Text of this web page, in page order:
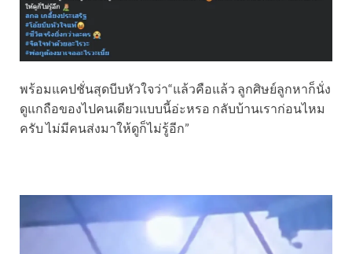
พร้อมแคปชั่นสุดบีบหัวใจว่า“แล้วคือแล้ว ลูกศิษย์ลูกหาก็นั่ง
ดูแกถือของไปคนเดียวแบบนี้อ่ะหรอ กลับบ้านเราก่อนไหม
ครับ ไม่มีคนส่งมาให้ดูก็ไม่รู้อีก”